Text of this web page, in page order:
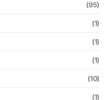
(95)
(1)
(1)
(1)
(10)
(1)